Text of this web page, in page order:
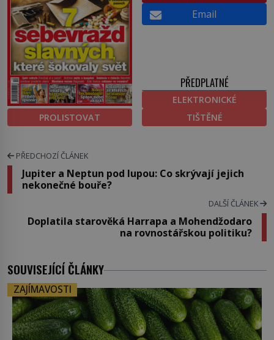
PROLISTOVAT
Email
PŘEDPLATNÉ
ELEKTRONICKÉ
TIŠTĚNÉ
PŘEDCHOZÍ ČLÁNEK
Jupiter a Neptun pod lupou: Co skrývají jejich
nekonečné bouře?
DALŠÍ ČLÁNEK
Doplatila starověká Harrapa a Mohendžodaro
na rovnostářskou politiku?
SOUVISEJÍCÍ ČLÁNKY
ZAJÍMAVOSTI